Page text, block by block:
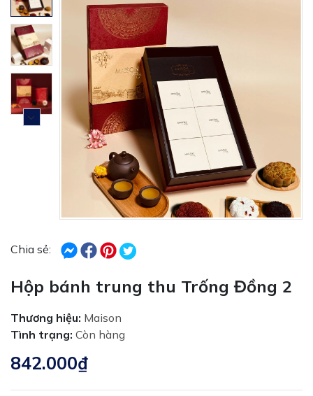
Chia sẻ:
Hộp bánh trung thu Trống Đồng 2
Thương hiệu: Maison
Tình trạng: Còn hàng
842.000₫